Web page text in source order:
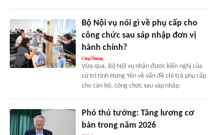
Bộ Nội vụ nói gì về phụ cấp cho
công chức sau sáp nhập đơn vị
hành chính?
Vừa qua, Bộ Nội vụ nhận được kiến nghị của
cử tri tỉnh Hưng Yên về vấn đề chi trả phụ cấp
cho cán bộ, công chức sau sáp nhập.
Phó thủ tướng: Tăng lương cơ
bản trong năm 2026